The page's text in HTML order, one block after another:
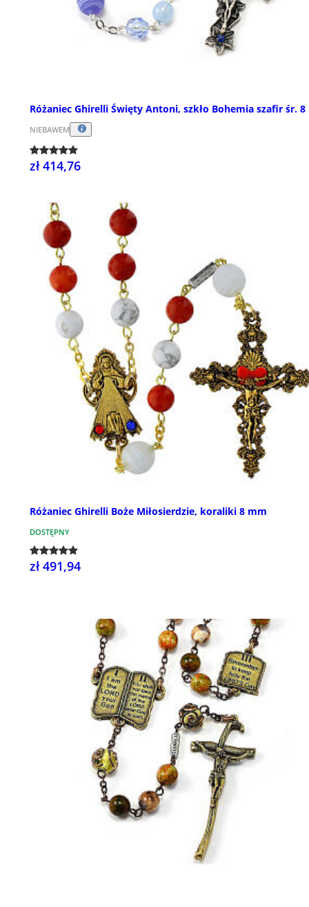
Różaniec Ghirelli Święty Antoni, szkło Bohemia szafir śr.
NIEBAWEM
zł 414,76
Różaniec Ghirelli Boże Miłosierdzie, koraliki 8 mm
DOSTĘPNY
zł 491,94